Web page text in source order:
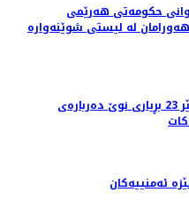
حکومەتی هەرێمی
لە لیستی شوێنەوارە
ژووری ئۆپەراسیۆنی پارێزگای هەولێر 23 بڕیاری نوێ‌ دەربارەی
ئەمنییەكان